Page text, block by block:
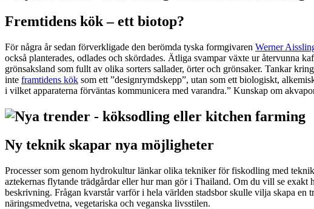
Fremtidens kök – ett biotop?
För några år sedan förverkligade den berömda tyska formgivaren Werner
också planterades, odlades och skördades. Ätliga svampar växte ur återvunna
grönsaksland som fullt av olika sorters sallader, örter och grönsaker. Tankar
inte framtidens kök som ett ”designrymdskepp”, utan som ett biologiskt,
i vilket apparaterna förväntas kommunicera med varandra.” Kunskap om
Ny teknik skapar nya möjligheter
Processer som genom hydrokultur länkar olika tekniker för fiskodling med
aztekernas flytande trädgårdar eller hur man gör i Thailand. Om du vill se
beskrivning. Frågan kvarstår varför i hela världen stadsbor skulle vilja skapa
näringsmedvetna, vegetariska och veganska livsstilen.